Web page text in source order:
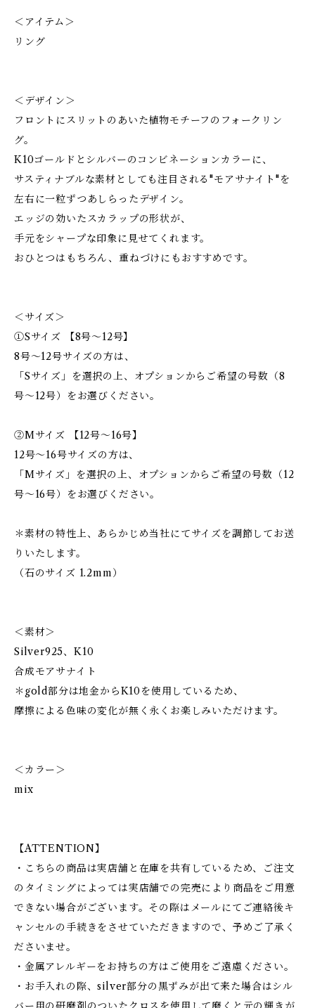
＜アイテム＞
リング
＜デザイン＞
フロントにスリットのあいた植物モチーフのフォークリン
グ。
K10ゴールドとシルバーのコンビネーションカラーに、
サスティナブルな素材としても注目される"モアサナイト"を
左右に一粒ずつあしらったデザイン。
エッジの効いたスカラップの形状が、
手元をシャープな印象に見せてくれます。
おひとつはもちろん、重ねづけにもおすすめです。
＜サイズ＞
①Sサイズ 【8号〜12号】
8号〜12号サイズの方は、
「Sサイズ」を選択の上、オプションからご希望の号数（8
号〜12号）をお選びください。
②Mサイズ 【12号〜16号】
12号〜16号サイズの方は、
「Mサイズ」を選択の上、オプションからご希望の号数（12
号〜16号）をお選びください。
＊素材の特性上、あらかじめ当社にてサイズを調節してお送
りいたします。
（石のサイズ 1.2mm）
＜素材＞
Silver925、K10
合成モアサナイト
＊gold部分は地金からK10を使用しているため、
摩擦による色味の変化が無く永くお楽しみいただけます。
＜カラー＞
mix
【ATTENTION】
・こちらの商品は実店舗と在庫を共有しているため、ご注文
のタイミングによっては実店舗での完売により商品をご用意
できない場合がございます。その際はメールにてご連絡後キ
ャンセルの手続きをさせていただきますので、予めご了承く
ださいませ。
・金属アレルギーをお持ちの方はご使用をご遠慮ください。
・お手入れの際、silver部分の黒ずみが出て来た場合はシル